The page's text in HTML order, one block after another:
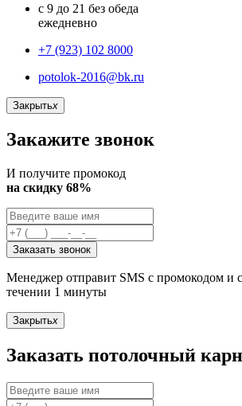
с 9 до 21 без обеда
ежедневно
+7 (923) 102 8000
potolok-2016@bk.ru
Закрытьx
Закажите звонок
И получите промокод
на скидку 68%
Заказать звонок
Менеджер отправит SMS с промокодом и
течении 1 минуты
Закрытьx
Заказать потолочный